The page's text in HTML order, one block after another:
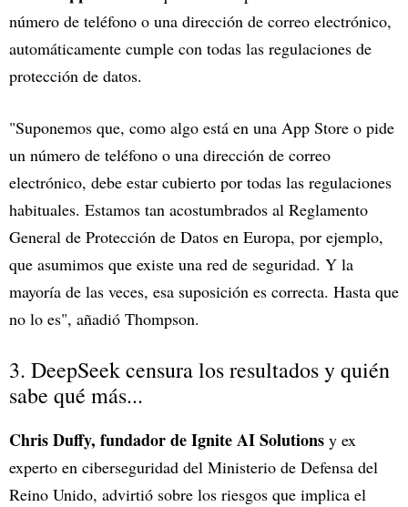
número de teléfono o una dirección de correo electrónico,
automáticamente cumple con todas las regulaciones de
protección de datos.
"Suponemos que, como algo está en una App Store o pide
un número de teléfono o una dirección de correo
electrónico, debe estar cubierto por todas las regulaciones
habituales. Estamos tan acostumbrados al Reglamento
General de Protección de Datos en Europa, por ejemplo,
que asumimos que existe una red de seguridad. Y la
mayoría de las veces, esa suposición es correcta. Hasta que
no lo es", añadió Thompson.
3. DeepSeek censura los resultados y quién
sabe qué más...
Chris Duffy, fundador de Ignite AI Solutions y ex
experto en ciberseguridad del Ministerio de Defensa del
Reino Unido, advirtió sobre los riesgos que implica el